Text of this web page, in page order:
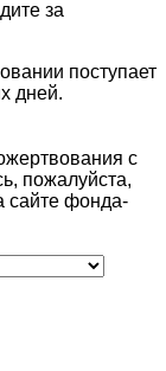
за
поступает
дней.
с
пожалуйста,
сайте фонда-